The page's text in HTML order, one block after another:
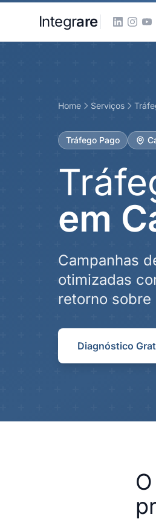
Integrare
Home Serviços
Tráfego Pago
em
Campanhas
otimizadas
retorno sobre
Diagnóstico